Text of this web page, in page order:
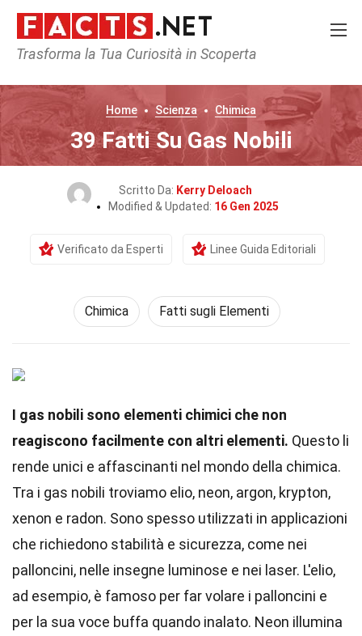
Trasforma la Tua Curiosità in Scoperta
Home Scienza Chimica
39 Fatti Su Gas Nobili
Scritto Da: Kerry Deloach
Modified & Updated: 16 Gen 2025
Verificato da Esperti Linee Guida Editoriali
Chimica Fatti sugli Elementi
I gas nobili sono elementi chimici che non
reagiscono facilmente con altri elementi. Questo li
rende unici e affascinanti nel mondo della chimica.
Tra i gas nobili troviamo elio, neon, argon, krypton,
xenon e radon. Sono spesso utilizzati in applicazioni
che richiedono stabilità e sicurezza, come nei
palloncini, nelle insegne luminose e nei laser. L'elio,
ad esempio, è famoso per far volare i palloncini e
per la sua voce buffa quando inalato. Neon illumina